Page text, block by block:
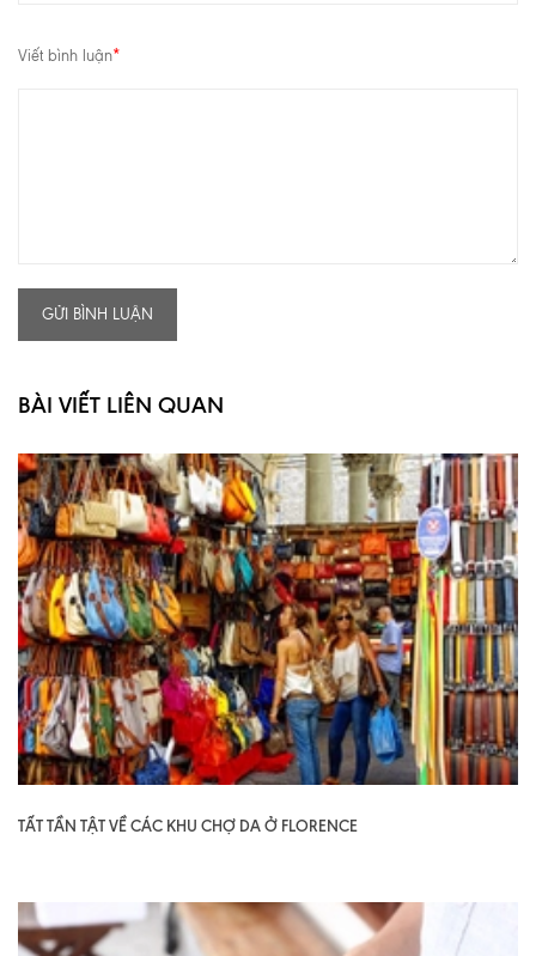
Viết bình luận*
GỬI BÌNH LUẬN
BÀI VIẾT LIÊN QUAN
TẤT TẦN TẬT VỀ CÁC KHU CHỢ DA Ở FLORENCE